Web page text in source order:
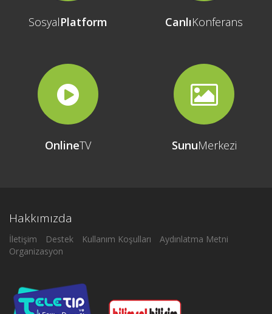
SosyalPlatform CanlıKonferans
OnlineTV SunuMerkezi
Hakkımızda
İletişim Destek Kullanım Koşulları
Aydınlatma Metni
Organizasyon